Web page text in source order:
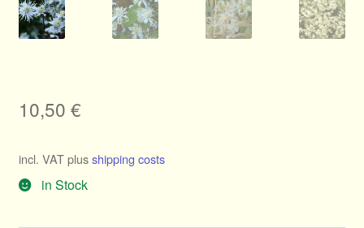
10,50 €
incl. VAT plusshipping costs
in Stock